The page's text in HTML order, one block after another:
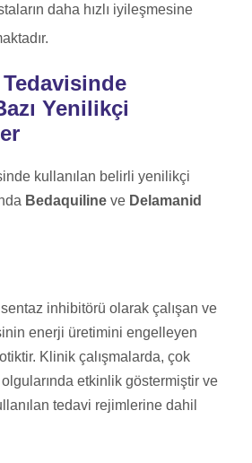
daha hızlı iyileşmesine
Yenilikçi
kullanılan belirli yenilikçi
Bedaquiline ve Delamanid
inhibitörü olarak çalışan ve
enerji üretimini engelleyen
Klinik çalışmalarda, çok
etkinlik göstermiştir ve
tedavi rejimlerine dahil